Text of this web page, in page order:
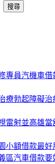
搜尋
專員汽機車借
療勃起障礙治
雷射並高雄
小額借款最
區汽車借款